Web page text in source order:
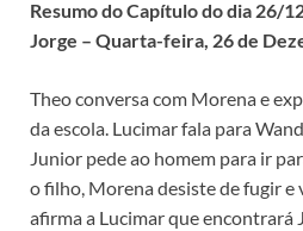
Resumo do Capítulo do dia 26/
Jorge – Quarta-feira, 26 de
Theo conversa com Morena e
da escola. Lucimar fala para
Junior pede ao homem para ir
o filho, Morena desiste de fugir e
afirma a Lucimar que encontrará